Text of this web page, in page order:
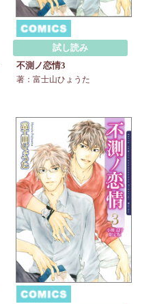
試し読み
不測ノ恋情3
著：富士山ひょうた